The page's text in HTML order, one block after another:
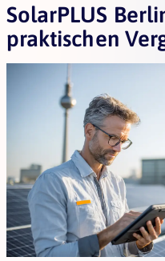
SolarPLUS
praktischen